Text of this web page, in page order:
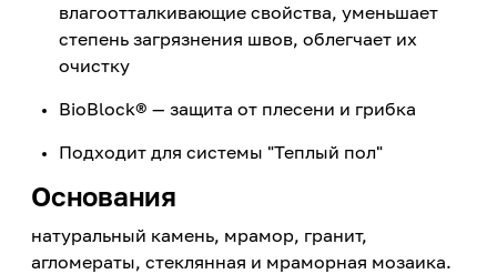
влагоотталкивающие свойства, уменьшает
степень загрязнения швов, облегчает их
очистку
BioBlock® — защита от плесени и грибка
Подходит для системы "Теплый пол"
Основания
натуральный камень, мрамор, гранит,
агломераты, стеклянная и мраморная мозаика.